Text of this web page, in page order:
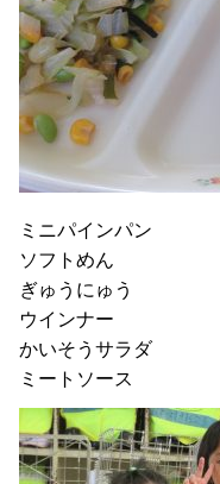
ミニパインパン
ソフトめん
ぎゅうにゅう
ウインナー
かいそうサラダ
ミートソース